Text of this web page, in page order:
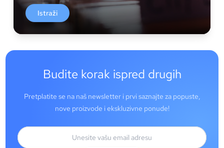
Istraži
Budite korak ispred drugih
Pretplatite se na naš newsletter i prvi saznajte za popuste,
nove proizvode i ekskluzivne ponude!